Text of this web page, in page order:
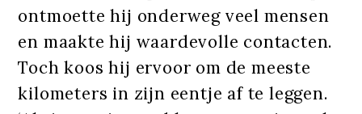
ontmoette hij onderweg veel mensen
en maakte hij waardevolle contacten.
Toch koos hij ervoor om de meeste
kilometers in zijn eentje af te leggen.